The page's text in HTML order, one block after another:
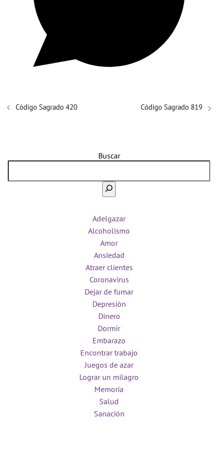
Código Sagrado 420 Código Sagrado 819
Buscar
Adelgazar
Alcoholismo
Amor
Ansiedad
Atraer clientes
Coronavirus
Dejar de fumar
Depresión
Dinero
Dormir
Embarazo
Encontrar trabajo
Juegos de azar
Lograr un milagro
Memoria
Salud
Sanación